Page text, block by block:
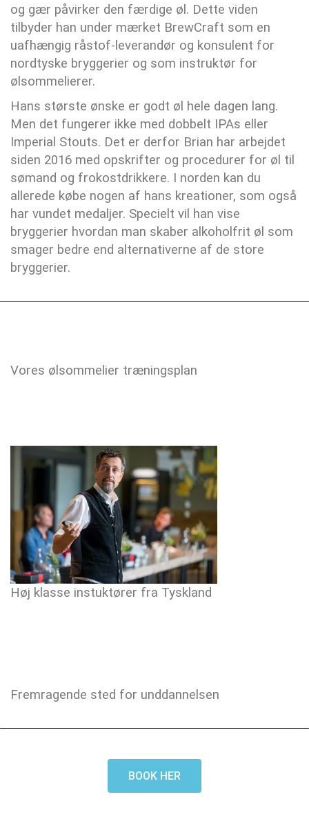
og gær påvirker den færdige øl. Dette viden
tilbyder han under mærket BrewCraft som en
uafhængig råstof-leverandør og konsulent for
nordtyske bryggerier og som instruktør for
ølsommelierer.
Hans største ønske er godt øl hele dagen lang.
Men det fungerer ikke med dobbelt IPAs eller
Imperial Stouts. Det er derfor Brian har arbejdet
siden 2016 med opskrifter og procedurer for øl til
sømand og frokostdrikkere. I norden kan du
allerede købe nogen af hans kreationer, som også
har vundet medaljer. Specielt vil han vise
bryggerier hvordan man skaber alkoholfrit øl som
smager bedre end alternativerne af de store
bryggerier.
Vores ølsommelier træningsplan
Høj klasse instuktører fra Tyskland
Fremragende sted for unddannelsen
BOOK HER